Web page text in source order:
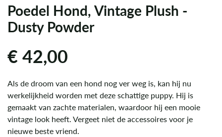
Poedel Hond, Vintage Plush -
Dusty Powder
€42,00
Als de droom van een hond nog ver weg is, kan hij nu
werkelijkheid worden met deze schattige puppy. Hij is
gemaakt van zachte materialen, waardoor hij een mooie
vintage look heeft. Vergeet niet de accessoires voor je
nieuwe beste vriend.